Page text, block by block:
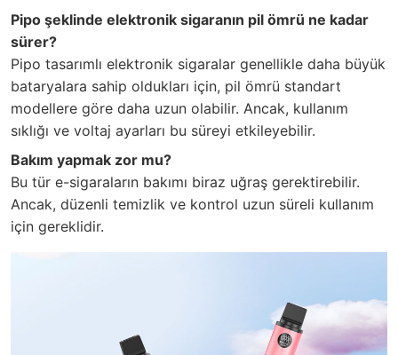
Pipo şeklinde elektronik sigaranın pil ömrü ne kadar
sürer?
Pipo tasarımlı elektronik sigaralar genellikle daha büyük
bataryalara sahip oldukları için, pil ömrü standart
modellere göre daha uzun olabilir. Ancak, kullanım
sıklığı ve voltaj ayarları bu süreyi etkileyebilir.
Bakım yapmak zor mu?
Bu tür e-sigaraların bakımı biraz uğraş gerektirebilir.
Ancak, düzenli temizlik ve kontrol uzun süreli kullanım
için gereklidir.